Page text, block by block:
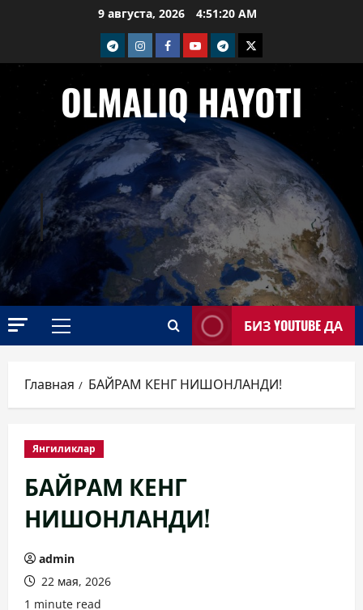
9 августа, 2026 4:51:21 AM
telegramInstagramFacebook
Youtubetelegram+
Twitter
OLMALIQ HAYOTI
Основное
БИЗ YOUTUBE ДА
Главная БАЙРАМ КЕНГ НИШОНЛАНДИ!
Янгиликлар
БАЙРАМ КЕНГ
НИШОНЛАНДИ!
admin
22 мая, 2026
1 minute read